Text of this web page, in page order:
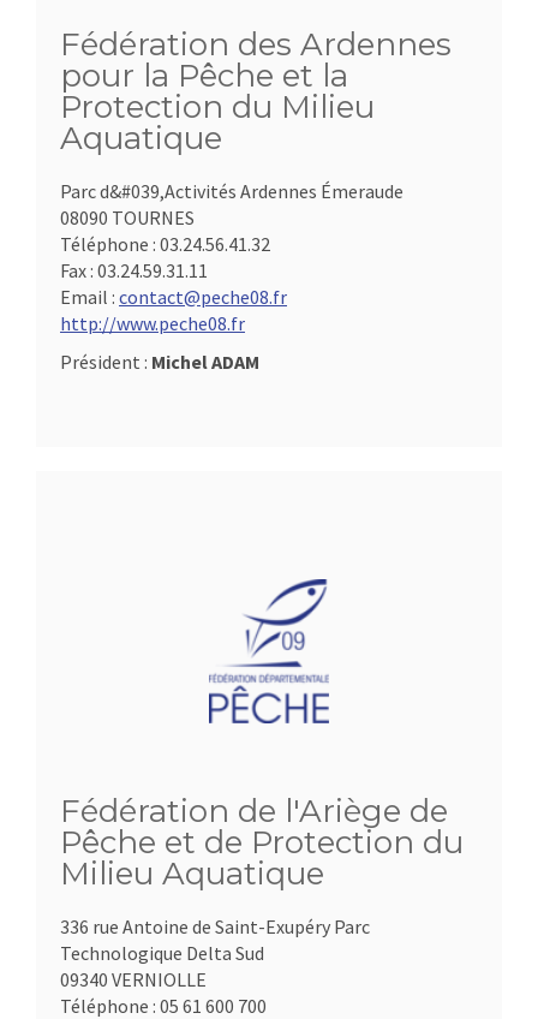
Fédération des Ardennes
pour la Pêche et la
Protection du Milieu
Aquatique
Parc d&#039,Activités Ardennes Émeraude
08090 TOURNES
Téléphone : 03.24.56.41.32
Fax : 03.24.59.31.11
Email : contact@peche08.fr
http://www.peche08.fr
Président : Michel ADAM
Fédération de l'Ariège de
Pêche et de Protection du
Milieu Aquatique
336 rue Antoine de Saint-Exupéry Parc
Technologique Delta Sud
09340 VERNIOLLE
Téléphone : 05 61 600 700